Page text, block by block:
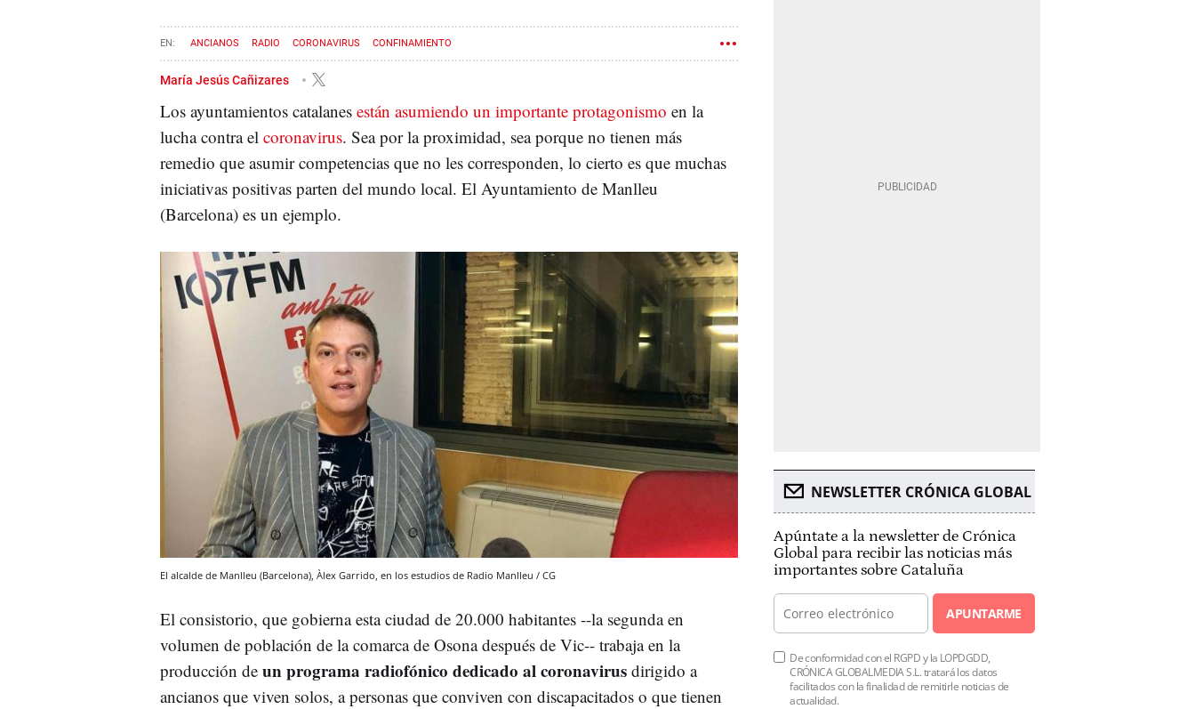
ANCIANOS RADIO CORONAVIRUS CONFINAMIENTO
María Jesús Cañizares
Los ayuntamientos catalanes están asumiendo un importante protagonismo en la
lucha contra el coronavirus. Sea por la proximidad, sea porque no tienen más
remedio que asumir competencias que no les corresponden, lo cierto es que muchas
iniciativas positivas parten del mundo local. El Ayuntamiento de Manlleu
(Barcelona) es un ejemplo.
El alcalde de Manlleu (Barcelona), Àlex Garrido, en los estudios de Radio Manlleu / CG
El consistorio, que gobierna esta ciudad de 20.000 habitantes --la segunda en
volumen de población de la comarca de Osona después de Vic-- trabaja en la
producción de un programa radiofónico dedicado al coronavirus dirigido a
ancianos que viven solos, a personas que conviven con discapacitados o que tienen
NEWSLETTER CRÓNICA GLOBAL
Apúntate a la newsletter de Crónica
Global para recibir las noticias más
importantes sobre Cataluña
APUNTARME
De conformidad con el RGPD y la LOPDGDD,
CRÓNICA GLOBALMEDIA S.L. tratará los datos
facilitados con la finalidad de remitirle noticias de
actualidad.